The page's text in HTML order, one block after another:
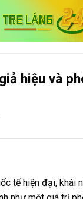
hiệu và
tế hiện đại, khái